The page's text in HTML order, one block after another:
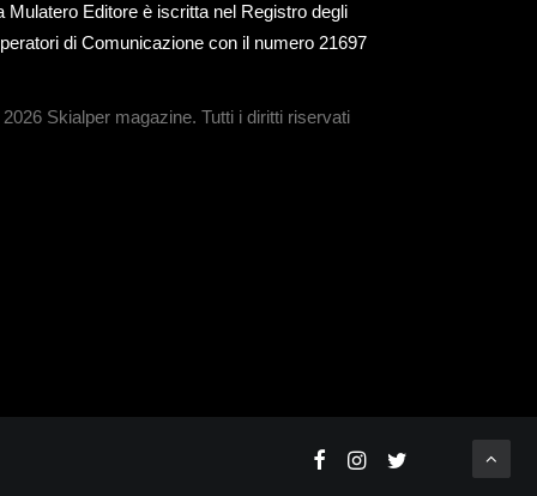
Mulatero Editore è iscritta nel Registro degli
di Comunicazione con il numero 21697
Skialper magazine. Tutti i diritti riservati